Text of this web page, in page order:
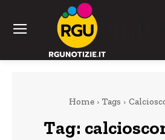
Home Tags
Tag: